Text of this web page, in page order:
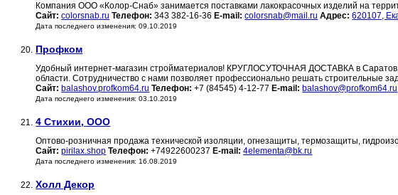
Компания ООО «Колор-Снаб» занимается поставками лакокрасочных изделий на
Сайт: colorsnab.ru Телефон: 343 382-16-36 E-mail: colorsnab@mail.ru Адрес: 620107,
Дата последнего изменения: 09.10.2019
20. Профком
Удобный интернет-магазин стройматериалов! КРУГЛОСУТОЧНАЯ ДОСТАВКА в Саратов,
области. Сотрудничество с нами позволяет профессионально решать строительные
Сайт: balashov.profkom64.ru Телефон: +7 (84545) 4-12-77 E-mail: balashov@profkom64.ru
Дата последнего изменения: 03.10.2019
21. 4 Стихии, ООО
Оптово-розничная продажа технической изоляции, огнезащиты, термозащиты,
Сайт: pirilax.shop Телефон: +74922600237 E-mail: 4elementa@bk.ru
Дата последнего изменения: 16.08.2019
22. Холл Декор